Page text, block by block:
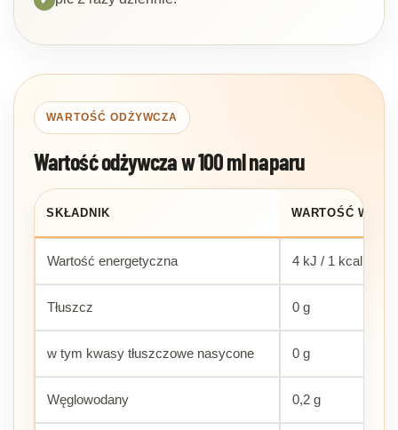
WARTOŚĆ ODŻYWCZA
Wartość odżywcza w 100 ml naparu
SKŁADNIK WARTOŚĆ W
Wartość energetyczna 4 kJ / 1 kcal
Tłuszcz 0 g
w tym kwasy tłuszczowe nasycone 0 g
Węglowodany 0,2 g